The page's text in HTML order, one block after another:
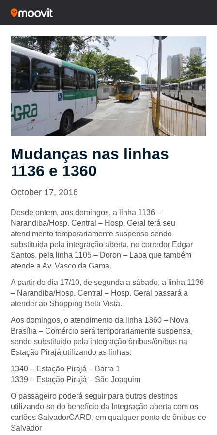
Mudanças nas linhas
1136 e 1360
October 17, 2016
Desde ontem, aos domingos, a linha 1136 –
Narandiba/Hosp. Central – Hosp. Geral terá seu
atendimento temporariamente suspenso sendo
substituída pela integração aberta, no corredor Edgar
Santos, pela linha 1105 – Doron – Lapa que também
atende a Av. Vasco da Gama.
A partir do dia 17/10, de segunda a sábado, a linha 1136
– Narandiba/Hosp. Central – Hosp. Geral passará a
atender ao Shopping Bela Vista.
Aos domingos, o atendimento da linha 1360 – Nova
Brasília – Comércio será temporariamente suspensa,
sendo substituído pela integração ônibus/ônibus na
Estação Pirajá utilizando as linhas:
1340 – Estação Pirajá – Barra 1
1339 – Estação Pirajá – São Joaquim
O passageiro poderá seguir para outros destinos
utilizando-se do benefício da Integração aberta com os
cartões SalvadorCARD, em qualquer ponto de ônibus de
Salvador